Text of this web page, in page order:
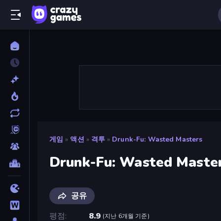
게임 » 액션 » 격투 » Drunk-Fu: Wasted Masters
Drunk-Fu: Wasted
공유
평점
8.9 (지난 6개월 기준)